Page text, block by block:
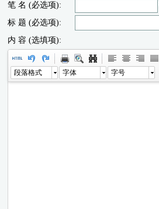
笔 名 (必选项):
标 题 (必选项):
内 容 (选填项):
段落格式 字体 字号